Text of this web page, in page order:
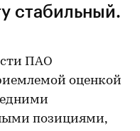
стабильный.
ПАО
оценкой
позициями,